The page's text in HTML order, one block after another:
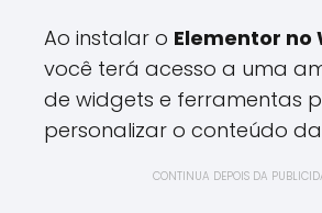
Ao instalar o Elementor no
você terá acesso a uma
de widgets e ferramentas
personalizar o conteúdo
CONTINUA DEPOIS DA